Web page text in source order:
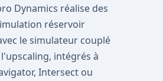
Dynamics réalise des
réservoir
le simulateur couplé
intégrés à
Intersect ou